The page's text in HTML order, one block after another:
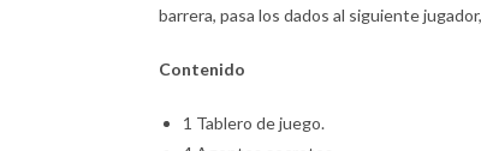
barrera, pasa los dados al siguiente
Contenido
1 Tablero de juego.